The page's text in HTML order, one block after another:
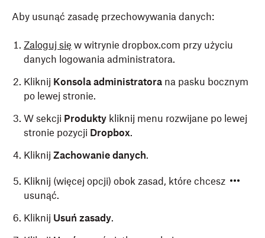
Aby usunąć zasadę przechowywania danych:
Zaloguj się w witrynie dropbox.com przy użyciu
danych logowania administratora.
Kliknij Konsola administratora na pasku bocznym
po lewej stronie.
W sekcji Produkty kliknij menu rozwijane po lewej
stronie pozycji Dropbox.
Kliknij Zachowanie danych.
Kliknij (więcej opcji) obok zasad, które chcesz
usunąć.
Kliknij Usuń zasady.